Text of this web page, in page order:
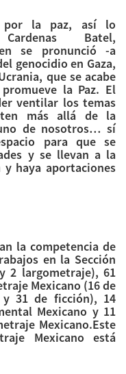
por la paz, así lo
Batel,
se pronunció -a
genocidio en Gaza,
que se acabe
la Paz. El
ventilar los temas
más allá de la
de nosotros… sí
para que se
y se llevan a la
haya aportaciones
la competencia de
en la Sección
2 largometraje), 61
Mexicano (16 de
y 31 de ficción), 14
Mexicano y 11
Mexicano.Este
Mexicano está